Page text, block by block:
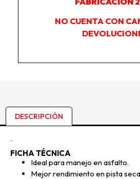
NO CUENTA CON
DESCRIPCIÓN
FICHA TÉCNICA
Ideal para manejo en asfalto.
Mejor rendimiento en pista